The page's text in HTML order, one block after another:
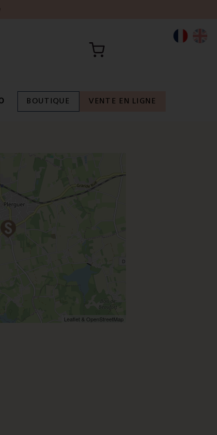
VENTE EN LIGNE
BOUTIQUE
Leaflet & OpenStreetMap